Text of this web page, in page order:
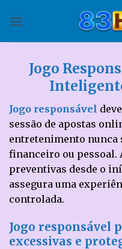
Jogo
Jogo responsável
sessão de apostas
entretenimento nunca
financeiro ou pessoal.
preventivas desde o
assegura uma
controlada.
Jogo responsável
excessivas e